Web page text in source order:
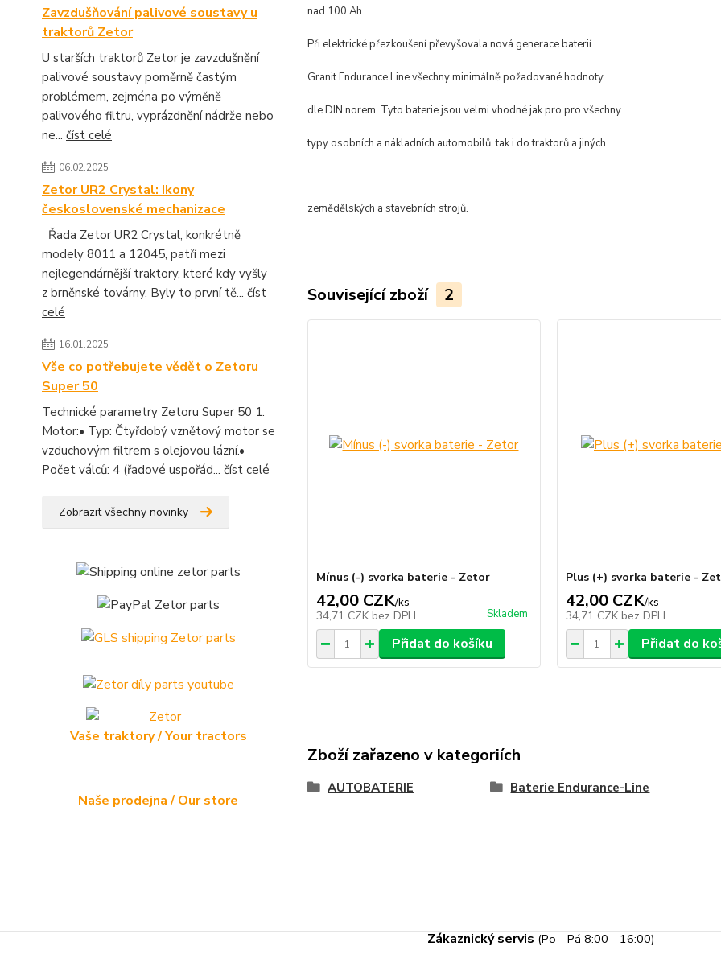
Zavzdušňování palivové soustavy u
traktorů Zetor
U starších traktorů Zetor je zavzdušnění
palivové soustavy poměrně častým
problémem, zejména po výměně
palivového filtru, vyprázdnění nádrže nebo
ne... číst celé
06.02.2025
Zetor UR2 Crystal: Ikony
československé mechanizace
Řada Zetor UR2 Crystal, konkrétně
modely 8011 a 12045, patří mezi
nejlegendárnější traktory, které kdy vyšly
z brněnské továrny. Byly to první tě... číst
celé
16.01.2025
Vše co potřebujete vědět o Zetoru
Super 50
Technické parametry Zetoru Super 50 1.
Motor:• Typ: Čtyřdobý vznětový motor se
vzduchovým filtrem s olejovou lázní.•
Počet válců: 4 (řadové uspořád... číst celé
Zobrazit všechny novinky
Vaše traktory / Your tractors
Naše prodejna / Our store
nad 100 Ah.
Při elektrické přezkoušení převyšovala nová generace baterií
Granit Endurance Line všechny minimálně požadované hodnoty
dle DIN norem. Tyto baterie jsou velmi vhodné jak pro pro všechny
typy osobních a nákladních automobilů, tak i do traktorů a jiných
zemědělských a stavebních strojů.
Související zboží 2
Mínus (-) svorka baterie - Zetor
42,00 CZK/ks
34,71 CZK bez DPH Skladem
Přidat do košíku
Plus (+) svorka baterie -
42,00 CZK/ks
34,71 CZK bez DPH
Přidat do
Zboží zařazeno v kategoriích
AUTOBATERIE Baterie Endurance-Line
Zákaznický servis (Po - Pá 8:00 - 16:00)